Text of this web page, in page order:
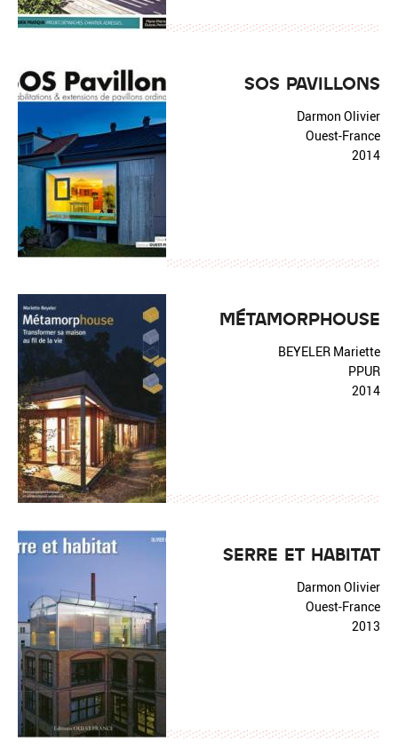
SOS PAVILLONS
Darmon Olivier
Ouest-France
2014
MÉTAMORPHOUSE
BEYELER Mariette
PPUR
2014
SERRE ET HABITAT
Darmon Olivier
Ouest-France
2013